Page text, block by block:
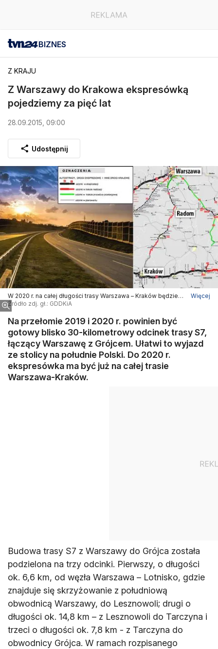
BIZNES
Z KRAJU
Z Warszawy do Krakowa ekspresówką
pojedziemy za pięć lat
28.09.2015, 09:00
Udostępnij
W 2020 r. na całej długości trasy Warszawa – Kraków będzie
działala ekspresówka
Więcej
Źródło zdj. gł.: GDDKiA
Na przełomie 2019 i 2020 r. powinien być
gotowy blisko 30-kilometrowy odcinek trasy S7,
łączący Warszawę z Grójcem. Ułatwi to wyjazd
ze stolicy na południe Polski. Do 2020 r.
ekspresówka ma być już na całej trasie
Warszawa-Kraków.
Budowa trasy S7 z Warszawy do Grójca została
podzielona na trzy odcinki. Pierwszy, o długości
ok. 6,6 km, od węzła Warszawa – Lotnisko, gdzie
znajduje się skrzyżowanie z południową
obwodnicą Warszawy, do Lesznowoli; drugi o
długości ok. 14,8 km – z Lesznowoli do Tarczyna i
trzeci o długości ok. 7,8 km - z Tarczyna do
obwodnicy Grójca. W ramach rozpisanego